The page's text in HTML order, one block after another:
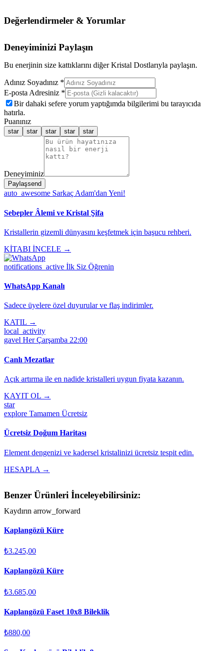
Değerlendirmeler & Yorumlar
Deneyiminizi Paylaşın
Bu enerjinin size kattıklarını diğer Kristal Dostlarıyla paylaşın.
Adınız Soyadınız *
E-posta Adresiniz *
Bir dahaki sefere yorum yaptığımda bilgilerimi bu tarayıcıda
hatırla.
Puanınız
star star star star star
Deneyiminiz
Paylaşsend
auto_awesome Sarkaç Adam'dan Yeni!
Sebepler Âlemi ve Kristal Şifa
Kristallerin gizemli dünyasını keşfetmek için başucu rehberi.
KİTABI İNCELE →
notifications_active İlk Siz Öğrenin
WhatsApp Kanalı
Sadece üyelere özel duyurular ve flaş indirimler.
KATIL →
local_activity
gavel Her Çarşamba 22:00
Canlı Mezatlar
Açık artırma ile en nadide kristalleri uygun fiyata kazanın.
KAYIT OL →
star
explore Tamamen Ücretsiz
Ücretsiz Doğum Haritası
Element dengenizi ve kadersel kristalinizi ücretsiz tespit edin.
HESAPLA →
Benzer Ürünleri İnceleyebilirsiniz:
Kaydırın arrow_forward
Kaplangözü Küre
₺3.245,00
Kaplangözü Küre
₺3.685,00
Kaplangözü Faset 10x8 Bileklik
₺880,00